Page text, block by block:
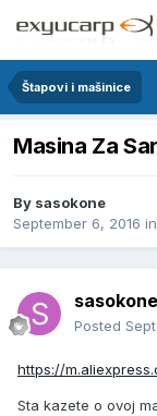
Štapovi i mašinice
Masina Za
By sasokone
September 6, 2016 in
sasokone
Posted
https://
Sta kazete o ovoj